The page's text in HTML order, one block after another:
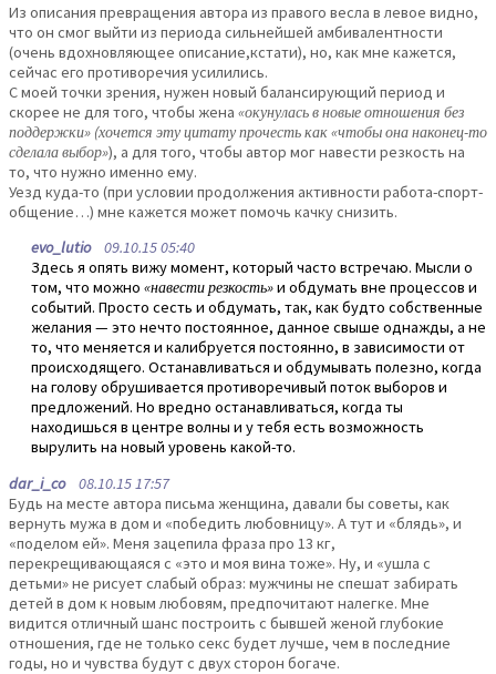
Из описания превращения автора из правого весла в левое видно,
что он смог выйти из периода сильнейшей амбивалентности
(очень вдохновляющее описание,кстати), но, как мне кажется,
сейчас его противоречия усилились.
С моей точки зрения, нужен новый балансирующий период и
скорее не для того, чтобы жена «окунулась в новые отношения без
поддержки» (хочется эту цитату прочесть как «чтобы она наконец-то
сделала выбор»), а для того, чтобы автор мог навести резкость на
то, что нужно именно ему.
Уезд куда-то (при условии продолжения активности работа-спорт-
общение…) мне кажется может помочь качку снизить.
evo_lutio09.10.15 05:40
Здесь я опять вижу момент, который часто встречаю. Мысли о
том, что можно «навести резкость»и обдумать вне процессов и
событий. Просто сесть и обдумать, так, как будто собственные
желания — это нечто постоянное, данное свыше однажды, а не
то, что меняется и калибруется постоянно, в зависимости от
происходящего. Останавливаться и обдумывать полезно, когда
на голову обрушивается противоречивый поток выборов и
предложений. Но вредно останавливаться, когда ты
находишься в центре волны и у тебя есть возможность
вырулить на новый уровень какой-то.
dar_i_co08.10.15 17:57
Будь на месте автора письма женщина, давали бы советы, как
вернуть мужа в дом и «победить любовницу». А тут и «блядь», и
«поделом ей». Меня зацепила фраза про 13 кг,
перекрещивающаяся с «это и моя вина тоже». Ну, и «ушла с
детьми» не рисует слабый образ: мужчины не спешат забирать
детей в дом к новым любовям, предпочитают налегке. Мне
видится отличный шанс построить с бывшей женой глубокие
отношения, где не только секс будет лучше, чем в последние
годы, но и чувства будут с двух сторон богаче.